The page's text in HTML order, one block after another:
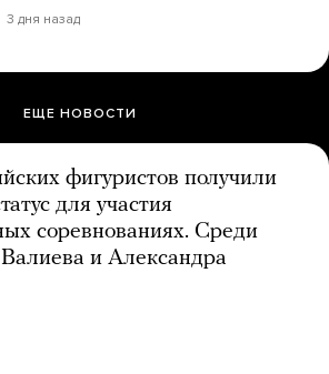
3 дня назад
ЕЩЕ НОВОСТИ
фигуристов получили
для участия
соревнованиях. Среди
и Александра